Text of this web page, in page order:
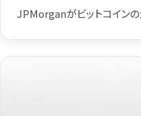
JPMorganがビットコイン